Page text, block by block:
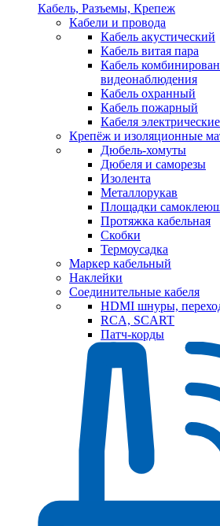
Кабель, Разъемы, Крепеж
Кабели и провода
Кабель акустический
Кабель витая пара
Кабель
видеонаблюдения
Кабель охранный
Кабель пожарный
Кабеля
Крепёж и изоляционные
Дюбель-хомуты
Дюбеля и саморезы
Изолента
Металлорукав
Площадки
Протяжка кабельная
Скобки
Термоусадка
Маркер кабельный
Наклейки
Соединительные кабеля
HDMI шнуры,
RCA, SCART
Патч-корды